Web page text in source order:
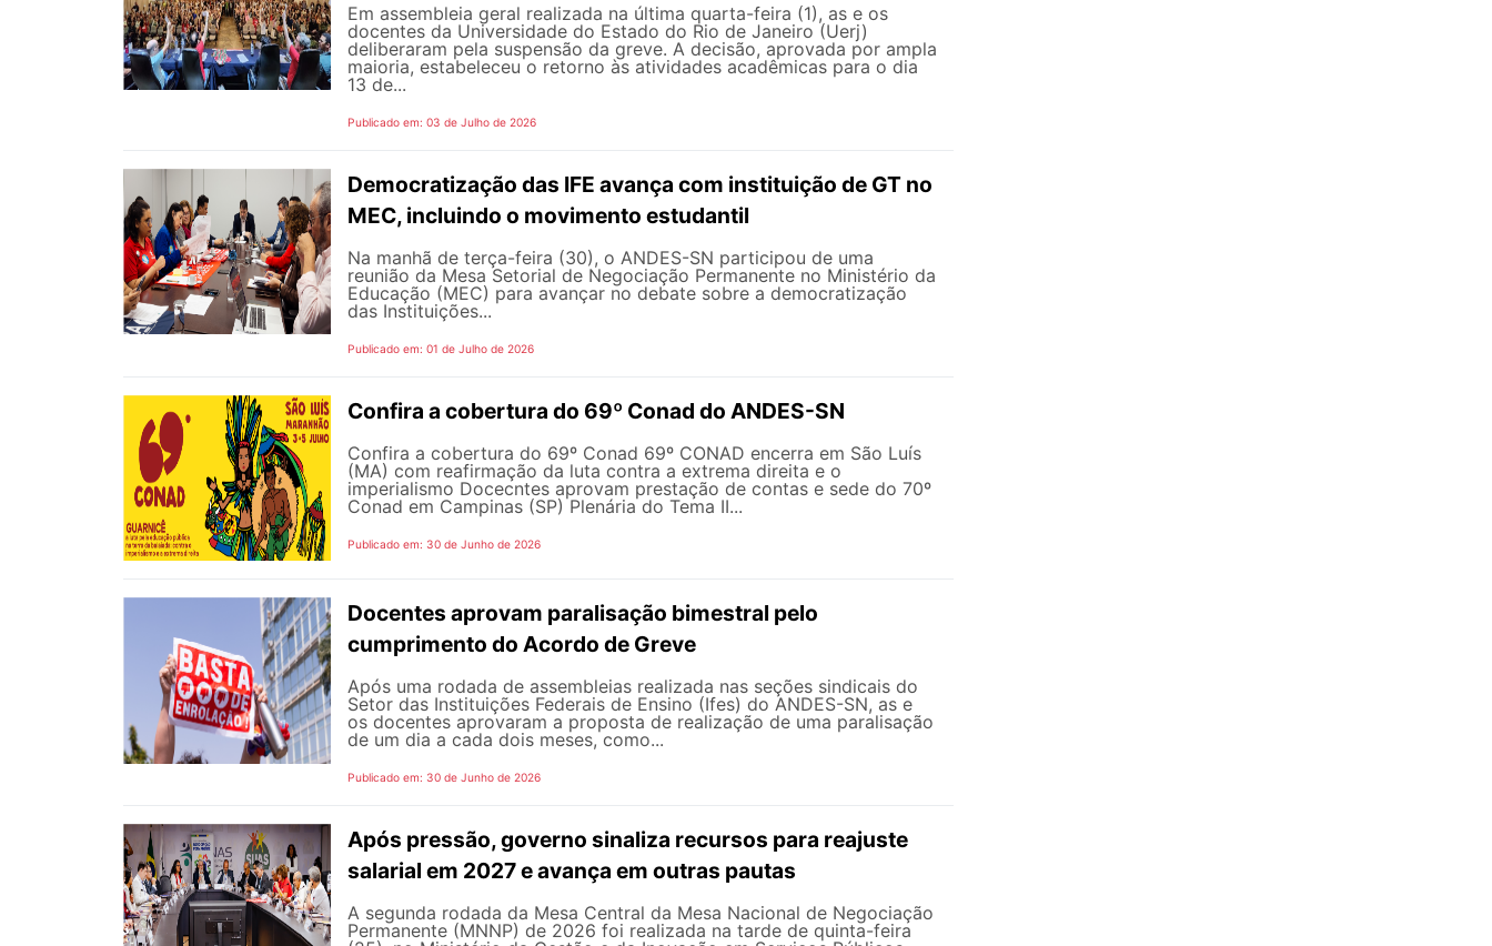
Em assembleia geral realizada na última quarta-feira (1), as e os
docentes da Universidade do Estado do Rio de Janeiro (Uerj)
deliberaram pela suspensão da greve. A decisão, aprovada por ampla
maioria, estabeleceu o retorno às atividades acadêmicas para o dia
13 de...
Publicado em: 03 de Julho de 2026
Democratização das IFE avança com instituição de GT no
MEC, incluindo o movimento estudantil
Na manhã de terça-feira (30), o ANDES-SN participou de uma
reunião da Mesa Setorial de Negociação Permanente no Ministério da
Educação (MEC) para avançar no debate sobre a democratização
das Instituições...
Publicado em: 01 de Julho de 2026
Confira a cobertura do 69º Conad do ANDES-SN
Confira a cobertura do 69º Conad 69º CONAD encerra em São Luís
(MA) com reafirmação da luta contra a extrema direita e o
imperialismo Docecntes aprovam prestação de contas e sede do 70º
Conad em Campinas (SP) Plenária do Tema II...
Publicado em: 30 de Junho de 2026
Docentes aprovam paralisação bimestral pelo
cumprimento do Acordo de Greve
Após uma rodada de assembleias realizada nas seções sindicais do
Setor das Instituições Federais de Ensino (Ifes) do ANDES-SN, as e
os docentes aprovaram a proposta de realização de uma paralisação
de um dia a cada dois meses, como...
Publicado em: 30 de Junho de 2026
Após pressão, governo sinaliza recursos para reajuste
salarial em 2027 e avança em outras pautas
A segunda rodada da Mesa Central da Mesa Nacional de Negociação
Permanente (MNNP) de 2026 foi realizada na tarde de quinta-feira